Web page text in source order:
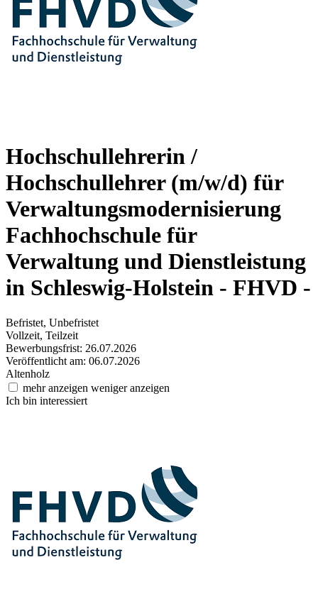
Hochschullehrerin /
Hochschullehrer (m/w/d) für
Verwaltungsmodernisierung
Fachhochschule für
Verwaltung und Dienstleistung
in Schleswig-Holstein - FHVD -
Befristet, Unbefristet
Vollzeit, Teilzeit
Bewerbungsfrist: 26.07.2026
Veröffentlicht am: 06.07.2026
Altenholz
mehr anzeigen weniger anzeigen
Ich bin interessiert